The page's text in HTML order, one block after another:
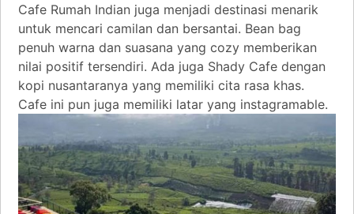
Cafe Rumah Indian juga menjadi destinasi menarik
untuk mencari camilan dan bersantai. Bean bag
penuh warna dan suasana yang cozy memberikan
nilai positif tersendiri. Ada juga Shady Cafe dengan
kopi nusantaranya yang memiliki cita rasa khas.
Cafe ini pun juga memiliki latar yang instagramable.